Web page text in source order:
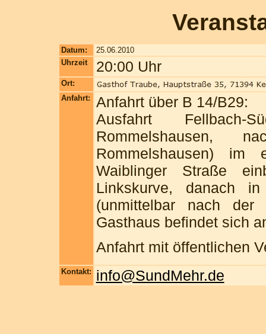
Datum:
25.06.2010
Uhrzeit
20:00 Uhr
Ort:
Anfahrt:
Anfahrt über B 14/B29:
Ausfahrt
Rommelshausen,
Rommelshausen)
Waiblinger Straße
Linkskurve, danach
(unmittelbar nach
Gasthaus befindet sich
Anfahrt mit öffentlichen
Kontakt: info@SundMehr.de